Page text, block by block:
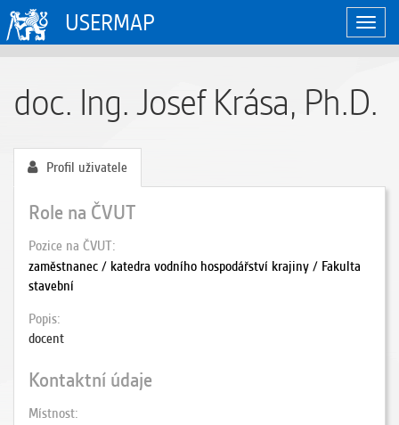
USERMAP
doc. Ing. Josef Krása, Ph.D.
Profil uživatele
Role na ČVUT
Pozice na ČVUT
zaměstnanec / katedra vodního hospodářství krajiny / Fakulta
stavební
Popis
docent
Kontaktní údaje
Místnost